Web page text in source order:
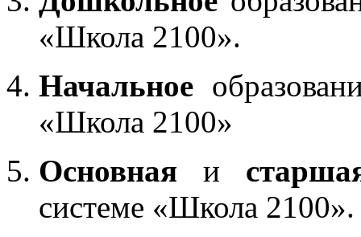
«Школа 2100».
Начальное
«Школа 2100»
Основная и
системе «Школа 2100».